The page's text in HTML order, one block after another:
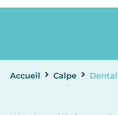
Accueil Calpe Dental